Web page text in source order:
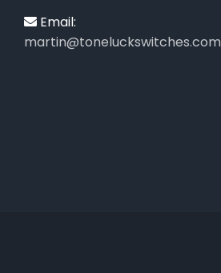
Email:
martin@toneluckswitches.com